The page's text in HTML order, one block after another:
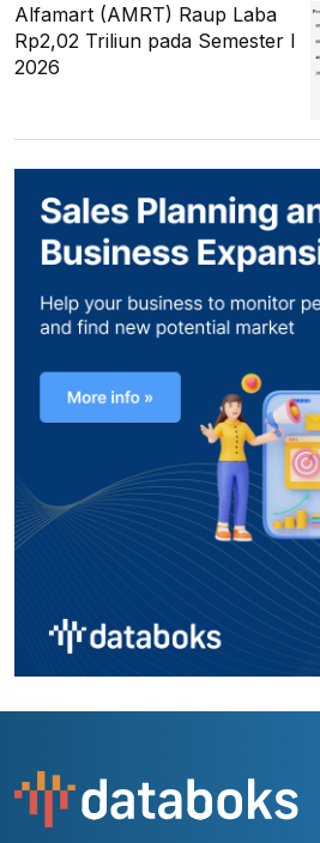
Alfamart (AMRT) Raup Laba
Rp2,02 Triliun pada Semester I
2026